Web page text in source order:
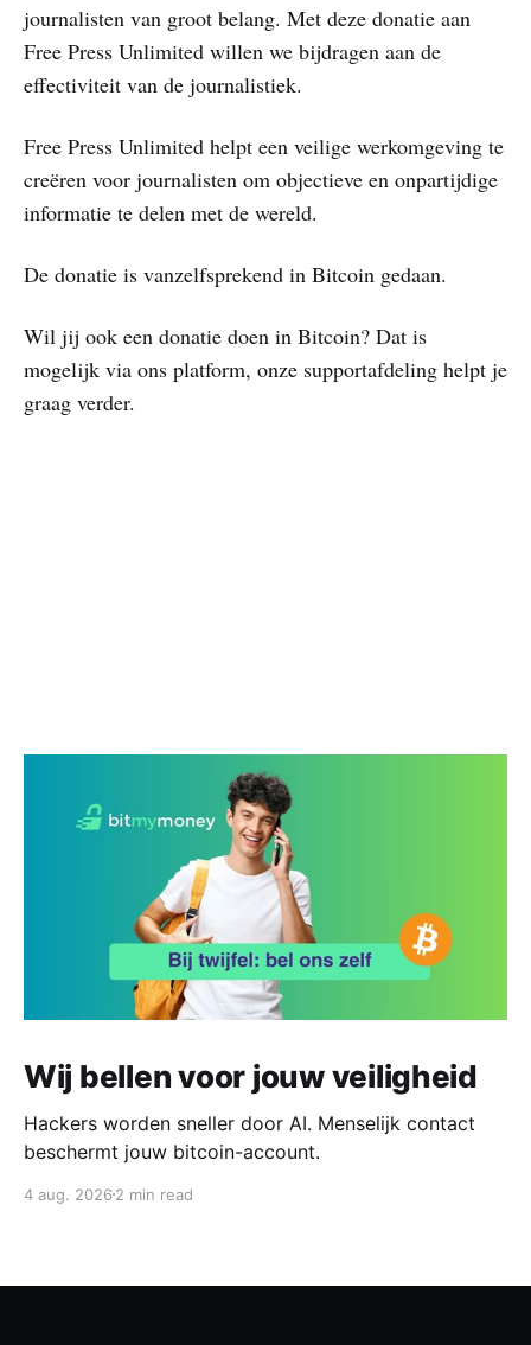
journalisten van groot belang. Met deze donatie aan
Free Press Unlimited willen we bijdragen aan de
effectiviteit van de journalistiek.
Free Press Unlimited helpt een veilige werkomgeving te
creëren voor journalisten om objectieve en onpartijdige
informatie te delen met de wereld.
De donatie is vanzelfsprekend in Bitcoin gedaan.
Wil jij ook een donatie doen in Bitcoin? Dat is
mogelijk via ons platform, onze supportafdeling helpt je
graag verder.
Wij bellen voor jouw veiligheid
Hackers worden sneller door AI. Menselijk contact
beschermt jouw bitcoin-account.
4 aug. 2026 2 min read